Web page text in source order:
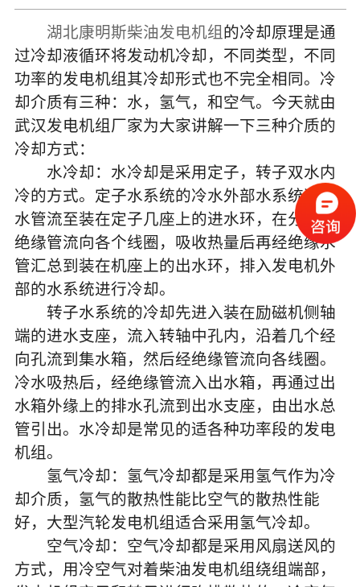
湖北康明斯柴油发电机组 的冷却原理是通
过冷却液循环将发动机冷却，不同类型，不同
功率的发电机组其冷却形式也不完全相同。冷
却介质有三种：水，氢气，和空气。今天就由
武汉发电机组厂家为大家讲解一下三种介质的
冷却方式：
水冷却：水冷却是采用定子，转子双水内
冷的方式。定子水系统的冷水外部水系统通过
水管流至装在定子几座上的进水环，在分别经
绝缘管流向各个线圈，吸收热量后再经绝缘水
管汇总到装在机座上的出水环，排入发电机外
部的水系统进行冷却。
转子水系统的冷却先进入装在励磁机侧轴
端的进水支座，流入转轴中孔内，沿着几个经
向孔流到集水箱，然后经绝缘管流向各线圈。
冷水吸热后，经绝缘管流入出水箱，再通过出
水箱外缘上的排水孔流到出水支座，由出水总
管引出。水冷却是常见的适各种功率段的发电
机组。
氢气冷却：氢气冷却都是采用氢气作为冷
却介质，氢气的散热性能比空气的散热性能
好，大型汽轮发电机组适合采用氢气冷却。
空气冷却：空气冷却都是采用风扇送风的
方式，用冷空气对着柴油发电机组绕组端部，